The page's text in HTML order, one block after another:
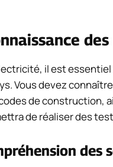
il est
Vous devez
de construction,
de réaliser des
des